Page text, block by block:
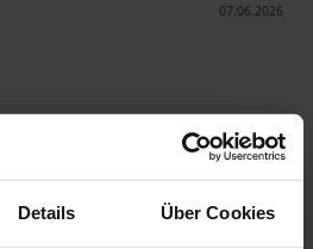
Details Über Cookies
07.06.2026